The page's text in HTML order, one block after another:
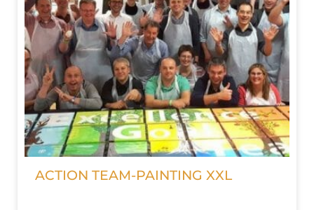
ACTION TEAM-PAINTING XXL